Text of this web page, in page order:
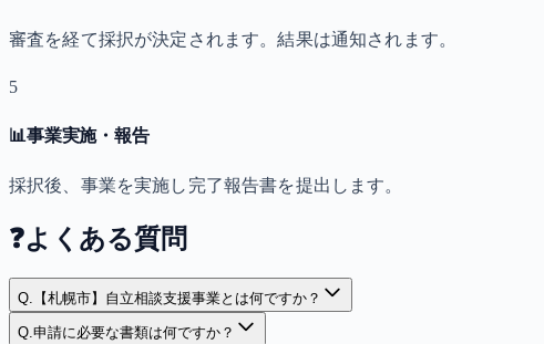
審査を経て採択が決定されます。結果は通知されます。
5
📊事業実施・報告
採択後、事業を実施し完了報告書を提出します。
❓よくある質問
Q. 【札幌市】自立相談支援事業とは何ですか？
Q.申請に必要な書類は何ですか？